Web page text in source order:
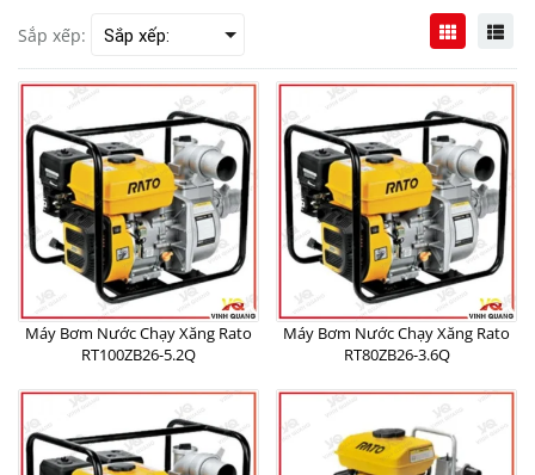
Sắp xếp:
Máy Bơm Nước Chạy Xăng Rato
RT100ZB26-5.2Q
Máy Bơm Nước Chạy Xăng Rato
RT80ZB26-3.6Q